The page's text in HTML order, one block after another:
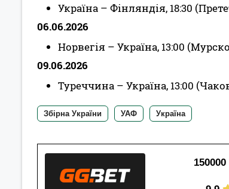
Україна – Фінляндія, 18:30
06.06.2026
Норвегія – Україна, 13:00
09.06.2026
Туреччина – Україна, 13:00
Збірна України УАФ Україна